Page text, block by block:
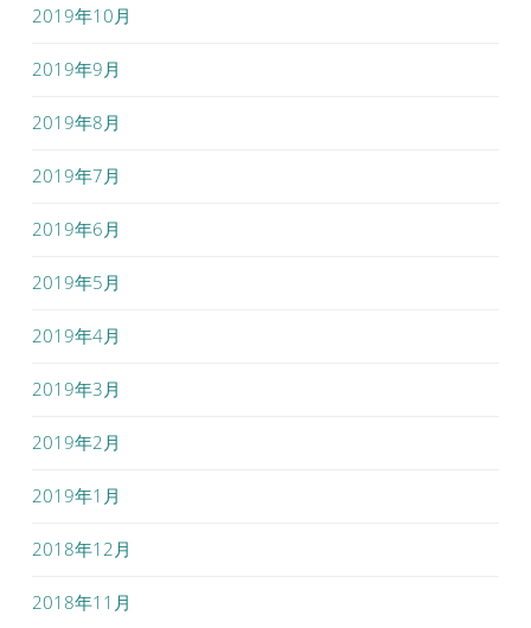
2019年10月
2019年9月
2019年8月
2019年7月
2019年6月
2019年5月
2019年4月
2019年3月
2019年2月
2019年1月
2018年12月
2018年11月